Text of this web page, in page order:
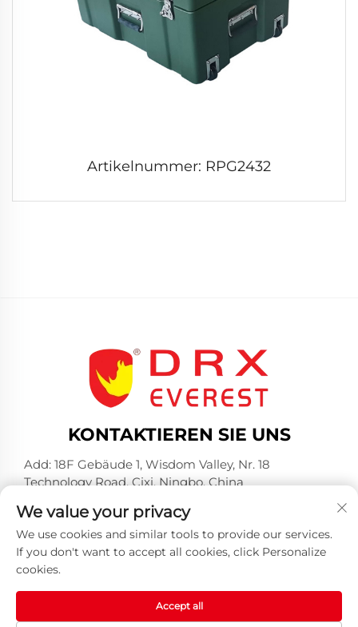
Artikelnummer: RPG2432
KONTAKTIEREN SIE UNS
Add: 18F Gebäude 1, Wisdom Valley, Nr. 18
Technology Road, Cixi, Ningbo, China
Tel.: +86-574-23660321
E-Mail:[email protected]
We value your privacy
We use cookies and similar tools to provide our services.
If you don't want to accept all cookies, click Personalize
cookies.
Accept all